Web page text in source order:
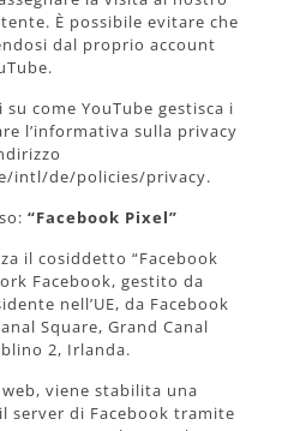
È possibile evitare che
dal proprio account
come YouTube gestisca i
l’informativa sulla privacy
intl/de/policies/privacy.
“Facebook Pixel”
il cosiddetto “Facebook
Facebook, gestito da
nell’UE, da Facebook
Square, Grand Canal
2, Irlanda.
viene stabilita una
server di Facebook tramite